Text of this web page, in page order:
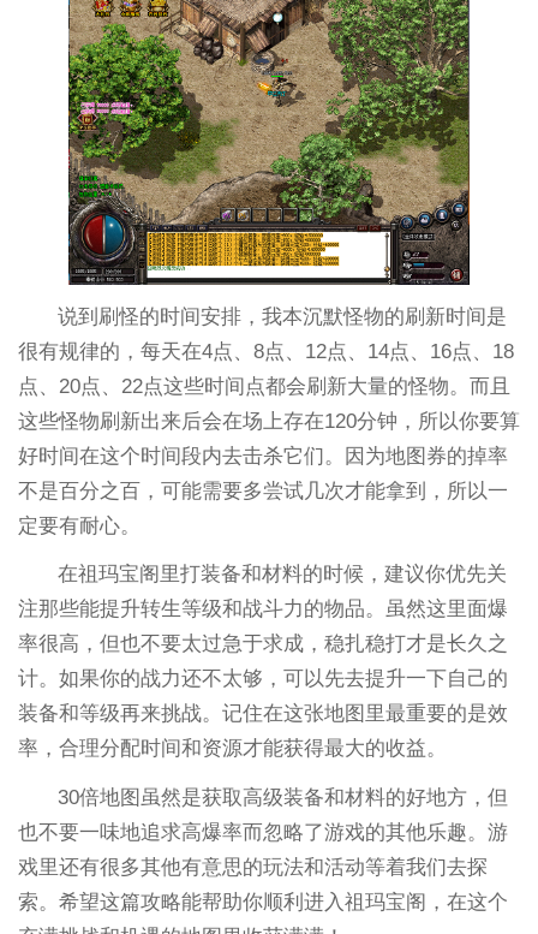
说到刷怪的时间安排，我本沉默怪物的刷新时间是
很有规律的，每天在4点、8点、12点、14点、16点、18
点、20点、22点这些时间点都会刷新大量的怪物。而且
这些怪物刷新出来后会在场上存在120分钟，所以你要算
好时间在这个时间段内去击杀它们。因为地图券的掉率
不是百分之百，可能需要多尝试几次才能拿到，所以一
定要有耐心。
在祖玛宝阁里打装备和材料的时候，建议你优先关
注那些能提升转生等级和战斗力的物品。虽然这里面爆
率很高，但也不要太过急于求成，稳扎稳打才是长久之
计。如果你的战力还不太够，可以先去提升一下自己的
装备和等级再来挑战。记住在这张地图里最重要的是效
率，合理分配时间和资源才能获得最大的收益。
30倍地图虽然是获取高级装备和材料的好地方，但
也不要一味地追求高爆率而忽略了游戏的其他乐趣。游
戏里还有很多其他有意思的玩法和活动等着我们去探
索。希望这篇攻略能帮助你顺利进入祖玛宝阁，在这个